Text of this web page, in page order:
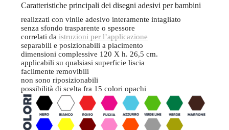
Caratteristiche principali dei disegni adesivi per bambini
realizzati con vinile adesivo interamente intagliato
senza sfondo trasparente o spessore
correlati da istruzioni per l’applicazione
separabili e posizionabili a piacimento
dimensioni complessive 120 X h. 26,5 cm.
applicabili su qualsiasi superficie liscia
facilmente removibili
non sono riposizionabili
possibilità di scelta fra 15 colori opachi